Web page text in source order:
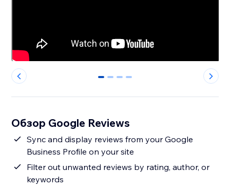
0 1 2 3
Обзор Google Reviews
Sync and display reviews from your Google
Business Profile on your site
Filter out unwanted reviews by rating, author, or
keywords